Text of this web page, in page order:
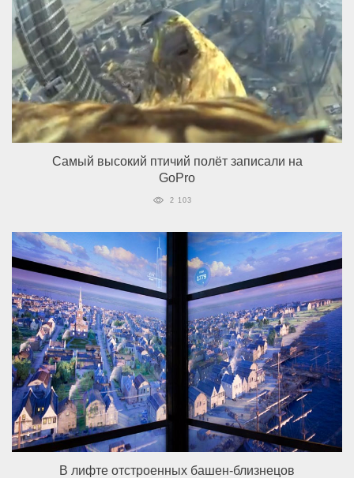
Самый высокий птичий полёт записали на
GoPro
2 103
В лифте отстроенных башен-близнецов